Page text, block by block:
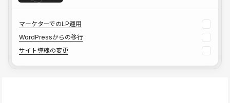
マーケターでのLP運用
WordPressからの移行
サイト導線の変更